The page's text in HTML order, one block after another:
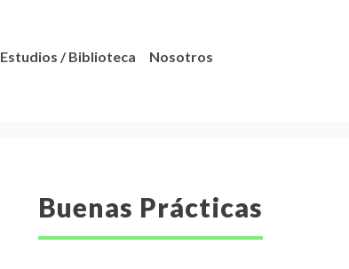
Estudios / Biblioteca Nosotros
Buenas Prácticas